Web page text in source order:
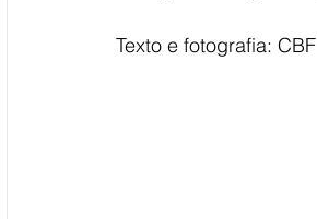
Texto e fotografia: CBF